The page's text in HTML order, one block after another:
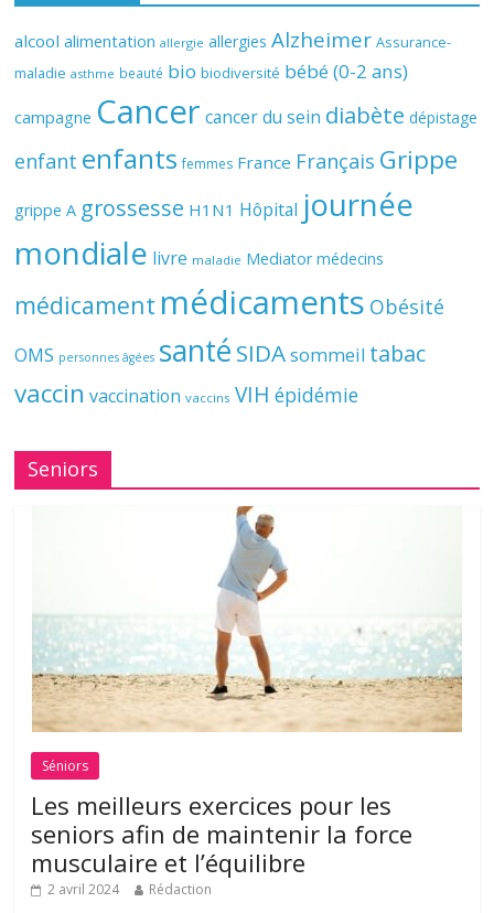
alcool alimentation allergie allergies Alzheimer Assurance-
maladie asthme beauté bio biodiversité bébé (0-2 ans)
campagne Cancer cancer du sein diabète dépistage
enfant enfants femmes France Français Grippe
grippe A grossesse H1N1 Hôpital journée
mondiale livre maladie Mediator médecins
médicament médicaments Obésité
OMS personnes âgées santé SIDAsommeil tabac
vaccin vaccination vaccins VIH épidémie
Seniors
Séniors
Les meilleurs exercices pour les
seniors afin de maintenir la force
musculaire et l’équilibre
2 avril 2024 Rédaction